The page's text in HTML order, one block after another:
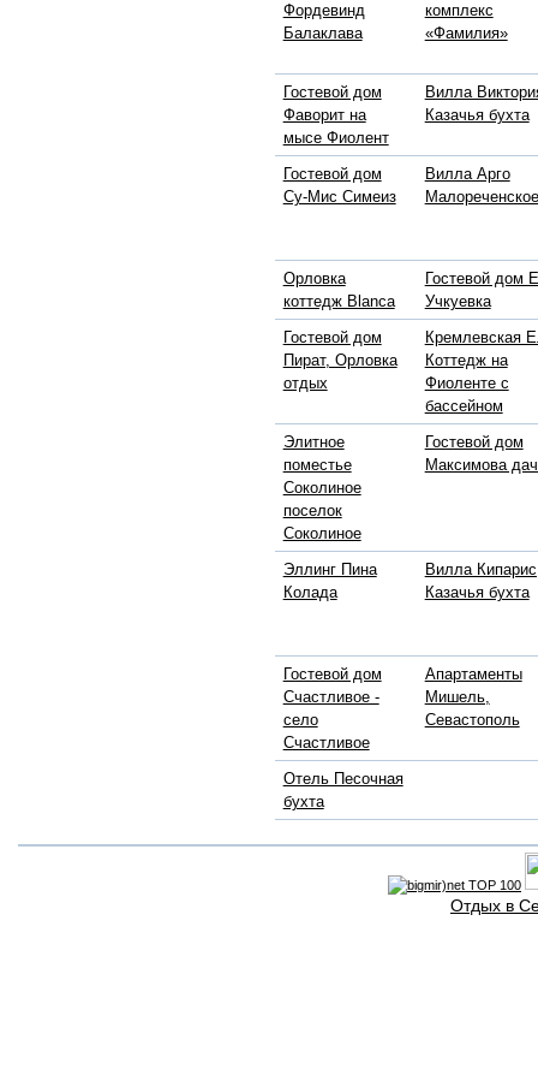
Фордевинд
Балаклава
комплекс
«Фамилия»
Гостевой дом
Фаворит на
мысе Фиолент
Вилла
Казачья бухта
Гостевой дом
Су-Мис Симеиз
Вилла Арго
Малореченское
Орловка
коттедж Blanca
Гостевой дом
Учкуевка
Гостевой дом
Пират, Орловка
отдых
Кремлевская
Коттедж на
Фиоленте с
бассейном
Элитное
поместье
Соколиное
поселок
Соколиное
Гостевой дом
Максимова
Эллинг Пина
Колада
Вилла
Казачья бухта
Гостевой дом
Счастливое -
село
Счастливое
Апартаменты
Мишель,
Севастополь
Отель Песочная
бухта
Отдых в